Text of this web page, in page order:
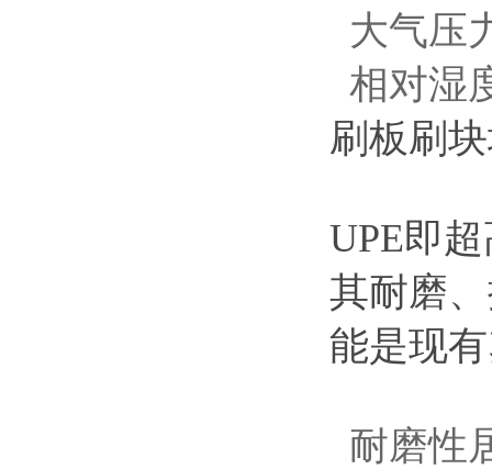
大气压
相对湿
刷板刷
UPE即
其耐磨
能是现
耐磨性